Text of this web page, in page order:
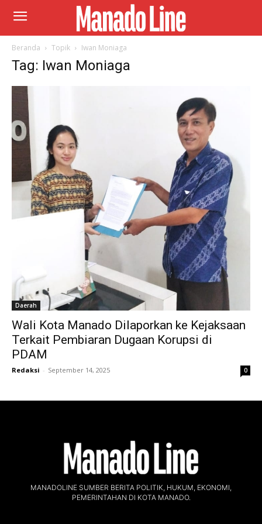
Beranda Topik Iwan Moniaga
Tag: Iwan Moniaga
Daerah
Wali Kota Manado Dilaporkan ke Kejaksaan
Terkait Pembiaran Dugaan Korupsi di
PDAM
Redaksi - September 14, 2025 0
MANADOLINE SUMBER BERITA POLITIK, HUKUM, EKONOMI,
PEMERINTAHAN DI KOTA MANADO.